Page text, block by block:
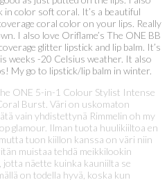
in color soft coral. It’s a beautiful
coral color on your lips. Really
I also love Oriflame’s The ONE BB
glitter lipstick and lip balm. It’s
weeks -20 Celsius weather. It also
My go to lipstick/lip balm in winter.
ONE 5-in-1 Colour Stylist Intense
Burst. Väri on uskomaton
vain yhdistettynä Rimmelin oh my
glamour. Ilman tuota huulikiiltoa en
tuon kiillon kanssa on väri niin
muistaa tehdä meikkilookin
näette kuinka kauniilta se
on todella hyvä, koska kun